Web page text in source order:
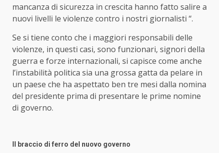
mancanza di sicurezza in crescita hanno fatto salire a
nuovi livelli le violenze contro i nostri giornalisti “.
Se si tiene conto che i maggiori responsabili delle
violenze, in questi casi, sono funzionari, signori della
guerra e forze internazionali, si capisce come anche
l’instabilità politica sia una grossa gatta da pelare in
un paese che ha aspettato ben tre mesi dalla nomina
del presidente prima di presentare le prime nomine
di governo.
Il braccio di ferro del nuovo governo